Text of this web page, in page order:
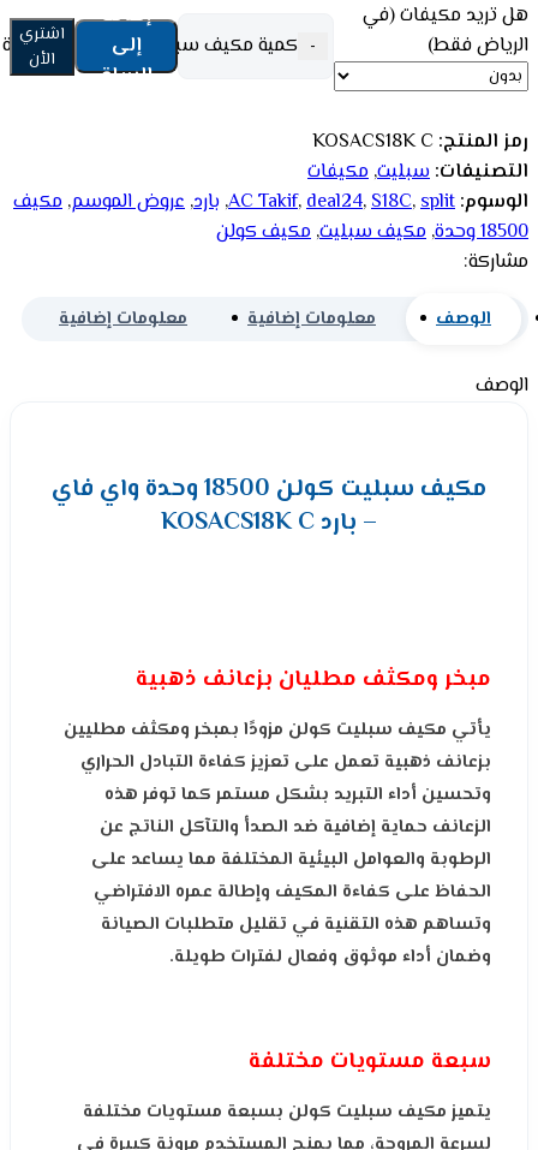
هل تريد مكيفات (في
الرياض فقط)
- كمية مكيف سبليت كولن 18500 وحدة واي فاي - بارد KOSACS18K C
إضافة
إلى
السلة
اشتري
الأن
رمز المنتج: KOSACS18K C
التصنيفات: سبليت, مكيفات
الوسوم:
AC Takif,deal24,S18C,split
, بارد, عروض الموسم, مكيف
18500 وحدة
, مكيف سبليت, مكيف كولن
مشاركة:
الوصف معلومات إضافية معلومات إضافية
الوصف
مكيف سبليت كولن 18500 وحدة واي فاي
– بارد KOSACS18K C
مبخر ومكثف مطليان بزعانف ذهبية
يأتي مكيف سبليت كولن مزودًا بمبخر ومكثف مطليين
بزعانف ذهبية تعمل على تعزيز كفاءة التبادل الحراري
وتحسين أداء التبريد بشكل مستمر كما توفر هذه
الزعانف حماية إضافية ضد الصدأ والتآكل الناتج عن
الرطوبة والعوامل البيئية المختلفة مما يساعد على
الحفاظ على كفاءة المكيف وإطالة عمره الافتراضي
وتساهم هذه التقنية في تقليل متطلبات الصيانة
وضمان أداء موثوق وفعال لفترات طويلة.
سبعة مستويات مختلفة
يتميز مكيف سبليت كولن بسبعة مستويات مختلفة
لسرعة المروحة، مما يمنح المستخدم مرونة كبيرة في